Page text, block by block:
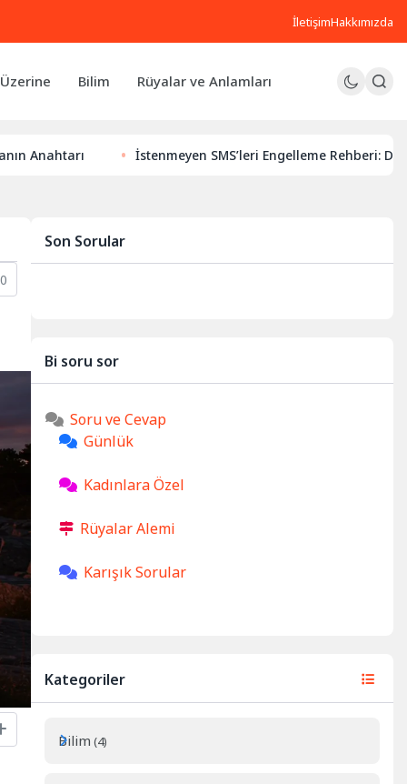
İletişimHakkımızda
Bilim Rüyalar ve Anlamları
İstenmeyen SMS’leri Engelleme Rehberi: Dijital
0
Son Sorular
Bi soru sor
Soru ve Cevap
Günlük
Kadınlara Özel
Rüyalar Alemi
Karışık Sorular
Kategoriler
Bilim (4)